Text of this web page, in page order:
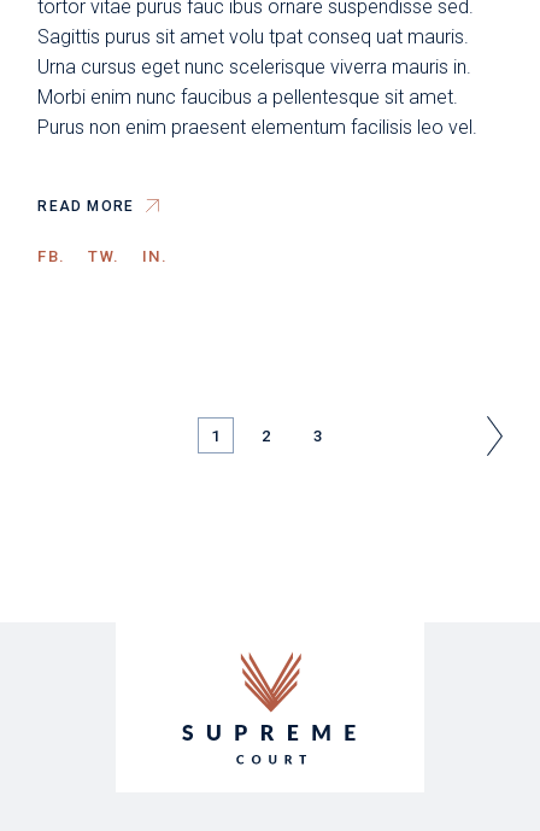
tortor vitae purus fauc ibus ornare suspendisse sed.
Sagittis purus sit amet volu tpat conseq uat mauris.
Urna cursus eget nunc scelerisque viverra mauris in.
Morbi enim nunc faucibus a pellentesque sit amet.
Purus non enim praesent elementum facilisis leo vel.
READ MORE
FB. TW. IN.
1 2 3